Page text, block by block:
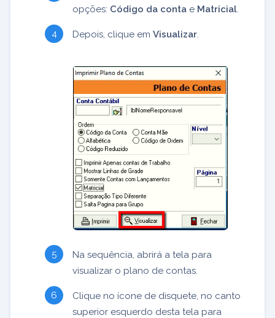
opções: Código da conta e Matricial.
Depois, clique em Visualizar.
Na sequência, abrirá a tela para
visualizar o plano de contas.
Clique no ícone de disquete, no canto
superior esquerdo desta tela para